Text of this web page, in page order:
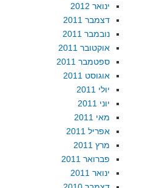
ינואר 2012
דצמבר 2011
נובמבר 2011
אוקטובר 2011
ספטמבר 2011
אוגוסט 2011
יולי 2011
יוני 2011
מאי 2011
אפריל 2011
מרץ 2011
פברואר 2011
ינואר 2011